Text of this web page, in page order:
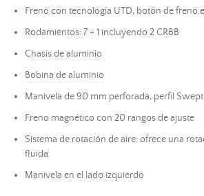
Freno con tecnología UTD, botón de freno
Rodamientos: 7 + 1 incluyendo 2 CRBB
Chasis de aluminio
Bobina de aluminio
Manivela de 90 mm perforada, perfil
Freno magnético con 20 rangos de ajuste
Sistema de rotación de aire: ofrece una
fluida
Manivela en el lado izquierdo